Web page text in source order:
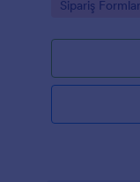
Go to
Sipariş